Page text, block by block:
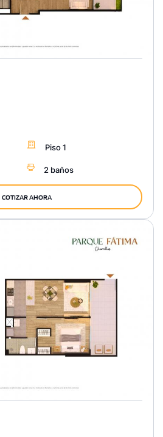
Piso 1
2 baños
COTIZAR AHORA